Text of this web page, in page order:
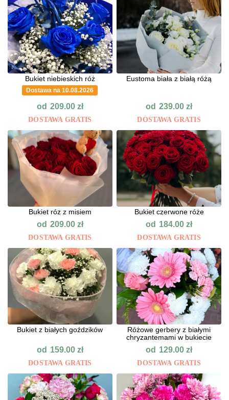
Bukiet niebieskich róż
Dostawa na 10.08.2026
od 209.00 zł
DOSTAWA GRATIS
Eustoma biała z białą różą
od 239.00zł
DOSTAWA GRATIS
Bukiet róz z misiem
od 209.00 zł
DOSTAWA GRATIS
Bukiet czerwone róże
od 184.00zł
DOSTAWA GRATIS
Bukiet z białych goździków
od 159.00 zł
DOSTAWA GRATIS
Różowe gerbery z białymi
chryzantemami w bukiecie
od 129.00zł
DOSTAWA GRATIS